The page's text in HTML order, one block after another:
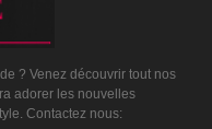
? Venez découvrir tout nos
adorer les nouvelles
Contactez nous: